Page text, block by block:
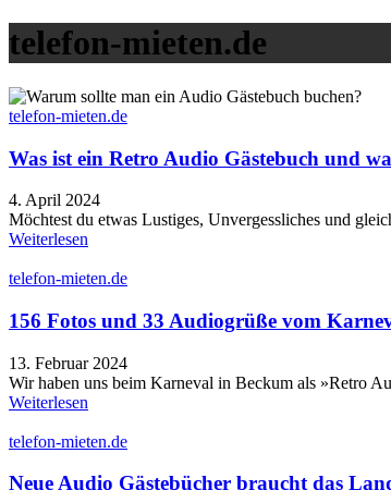
telefon-mieten.de
telefon-mieten.de
Was ist ein Retro Audio Gästebuch und
4. April 2024
Möchtest du etwas Lustiges, Unvergessliches und
Weiterlesen
telefon-mieten.de
156 Fotos und 33 Audiogrüße vom
13. Februar 2024
Wir haben uns beim Karneval in Beckum als »Retro
Weiterlesen
telefon-mieten.de
Neue Audio Gästebücher braucht das